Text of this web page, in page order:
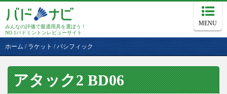
みんなの評価で最適用具を選ぼう！
NO.1バドミントンレビューサイト
MENU
ホーム / ラケット /パシフィック
アタック2 BD06